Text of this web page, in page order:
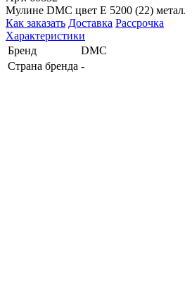
Мулине DMC цвет E 5200 (22)
Как заказать Доставка Рассрочка
Характеристики
Бренд
DMC
Страна бренда -